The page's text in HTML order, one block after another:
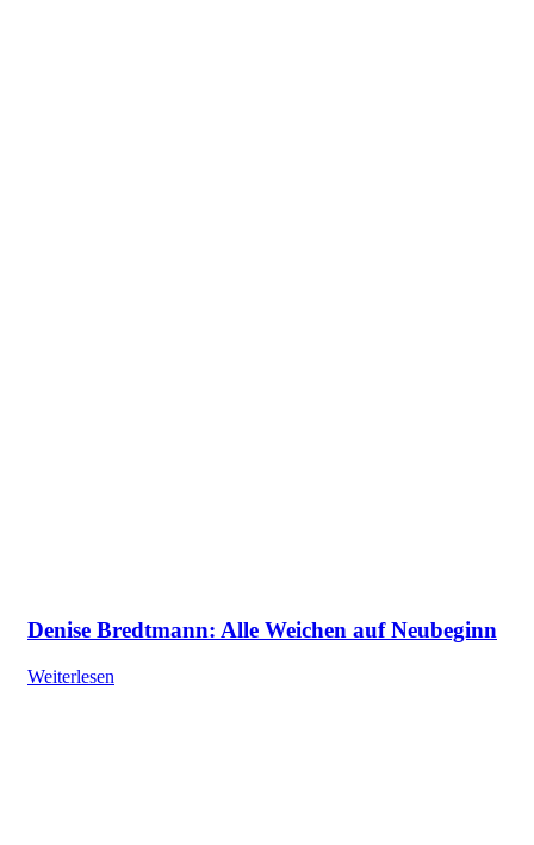
Denise Bredtmann: Alle Weichen auf Neubeginn
Weiterlesen